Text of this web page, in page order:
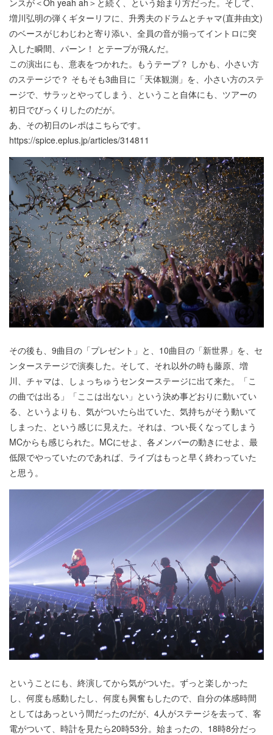
ンスが＜Oh yeah ah＞と続く、という始まり方だった。そして、
増川弘明の弾くギターリフに、升秀夫のドラムとチャマ(直井由文)
のベースがじわじわと寄り添い、全員の音が揃ってイントロに突
入した瞬間、パーン！ とテープが飛んだ。
この演出にも、意表をつかれた。もうテープ？ しかも、小さい方
のステージで？ そもそも3曲目に「天体観測」を、小さい方のステ
ージで、サラッとやってしまう、ということ自体にも、ツアーの
初日でびっくりしたのだが。
あ、その初日のレポはこちらです。
https://spice.eplus.jp/articles/314811
その後も、9曲目の「プレゼント」と、10曲目の「新世界」を、セ
ンターステージで演奏した。そして、それ以外の時も藤原、増
川、チャマは、しょっちゅうセンターステージに出て来た。「こ
の曲では出る」「ここは出ない」という決め事どおりに動いてい
る、というよりも、気がついたら出ていた、気持ちがそう動いて
しまった、という感じに見えた。それは、つい長くなってしまう
MCからも感じられた。MCにせよ、各メンバーの動きにせよ、最
低限でやっていたのであれば、ライブはもっと早く終わっていた
と思う。
ということにも、終演してから気がついた。ずっと楽しかった
し、何度も感動したし、何度も興奮もしたので、自分の体感時間
としてはあっという間だったのだが、4人がステージを去って、客
電がついて、時計を見たら20時53分。始まったの、18時8分だっ